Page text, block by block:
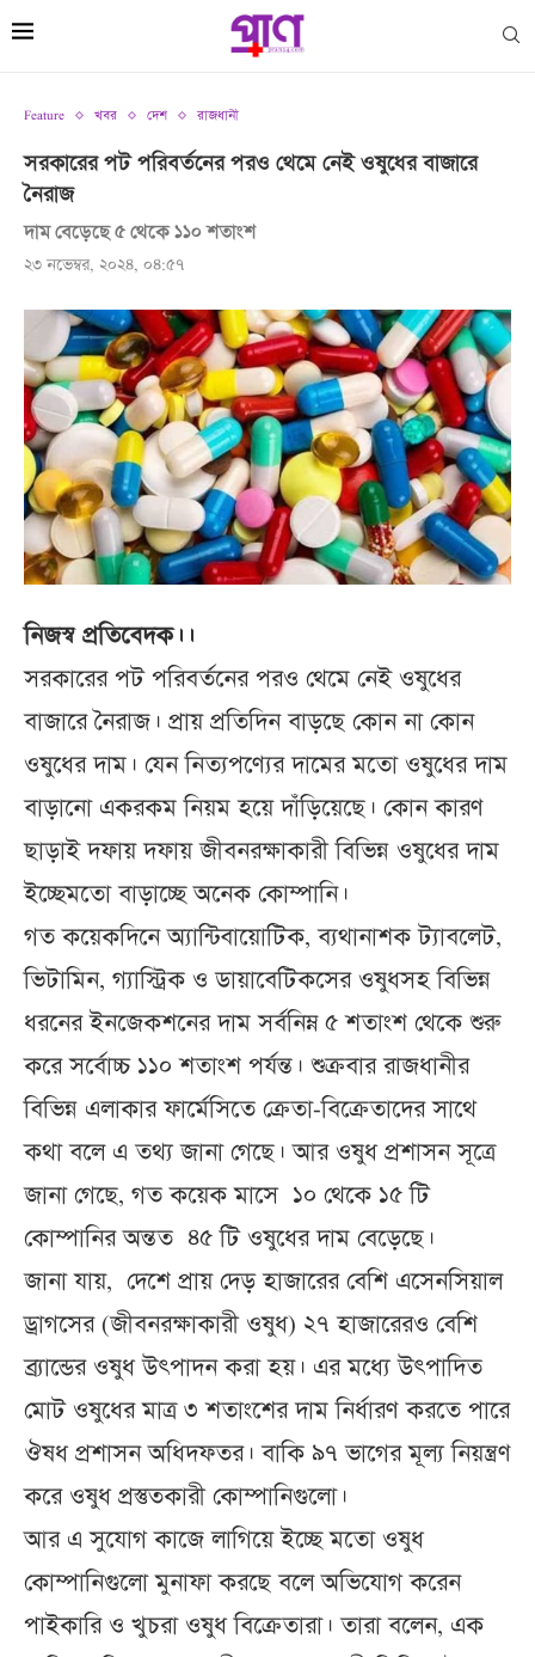
Feature খবর দেশ রাজধানী
সরকারের পট পরিবর্তনের পরও থেমে নেই ওষুধের বাজারে
নৈরাজ
দাম বেড়েছে ৫ থেকে ১১০ শতাংশ
২৩ নভেম্বর, ২০২৪, ০৪:৫৭
নিজস্ব প্রতিবেদক।।
সরকারের পট পরিবর্তনের পরও থেমে নেই ওষুধের
বাজারে নৈরাজ। প্রায় প্রতিদিন বাড়ছে কোন না কোন
ওষুধের দাম। যেন নিত্যপণ্যের দামের মতো ওষুধের দাম
বাড়ানো একরকম নিয়ম হয়ে দাঁড়িয়েছে। কোন কারণ
ছাড়াই দফায় দফায় জীবনরক্ষাকারী বিভিন্ন ওষুধের দাম
ইচ্ছেমতো বাড়াচ্ছে অনেক কোম্পানি।
গত কয়েকদিনে অ্যান্টিবায়োটিক, ব্যথানাশক ট্যাবলেট,
ভিটামিন, গ্যাস্ট্রিক ও ডায়াবেটিকসের ওষুধসহ বিভিন্ন
ধরনের ইনজেকশনের দাম সর্বনিম্ন ৫ শতাংশ থেকে শুরু
করে সর্বোচ্চ ১১০ শতাংশ পর্যন্ত। শুক্রবার রাজধানীর
বিভিন্ন এলাকার ফার্মেসিতে ক্রেতা-বিক্রেতাদের সাথে
কথা বলে এ তথ্য জানা গেছে। আর ওষুধ প্রশাসন সূত্রে
জানা গেছে, গত কয়েক মাসে ১০ থেকে ১৫ টি
কোম্পানির অন্তত ৪৫ টি ওষুধের দাম বেড়েছে।
জানা যায়, দেশে প্রায় দেড় হাজারের বেশি এসেনসিয়াল
ড্রাগসের (জীবনরক্ষাকারী ওষুধ) ২৭ হাজারেরও বেশি
ব্র্যান্ডের ওষুধ উৎপাদন করা হয়। এর মধ্যে উৎপাদিত
মোট ওষুধের মাত্র ৩ শতাংশের দাম নির্ধারণ করতে পারে
ঔষধ প্রশাসন অধিদফতর। বাকি ৯৭ ভাগের মূল্য নিয়ন্ত্রণ
করে ওষুধ প্রস্তুতকারী কোম্পানিগুলো।
আর এ সুযোগ কাজে লাগিয়ে ইচ্ছে মতো ওষুধ
কোম্পানিগুলো মুনাফা করছে বলে অভিযোগ করেন
পাইকারি ও খুচরা ওষুধ বিক্রেতারা। তারা বলেন, এক